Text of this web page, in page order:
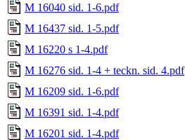
M 16040 sid. 1-6.pdf
M 16437 sid. 1-5.pdf
M 16220 s 1-4.pdf
M 16276 sid. 1-4 + teckn. sid. 4.pdf
M 16209 sid. 1-6.pdf
M 16391 sid. 1-4.pdf
M 16201 sid. 1-4.pdf